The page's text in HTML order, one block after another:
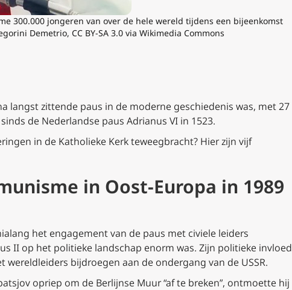
300.000 jongeren van over de hele wereld tijdens een bijeenkomst
Demetrio, CC BY-SA 3.0 via Wikimedia Commons
langst zittende paus in de moderne geschiedenis was, met 27
de Nederlandse paus Adrianus VI in 1523.
in de Katholieke Kerk teweegbracht? Hier zijn vijf
in Oost-Europa in 1989
het engagement van de paus met civiele leiders
II op het politieke landschap enorm was. Zijn politieke invloed
bijdroegen aan de ondergang van de USSR.
opriep om de Berlijnse Muur “af te breken”, ontmoette hij